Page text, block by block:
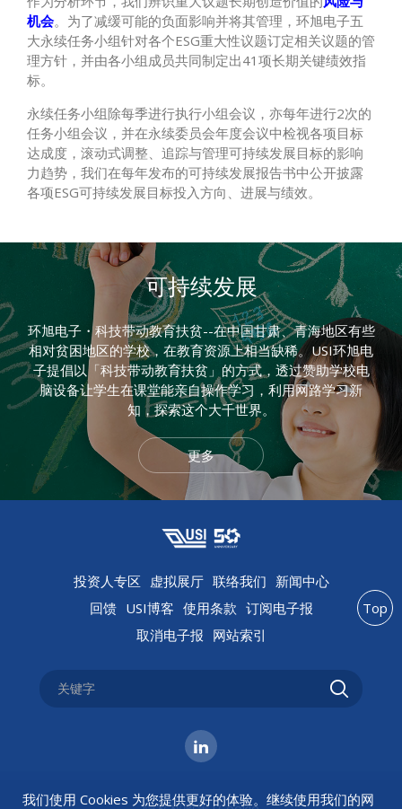
机会。为了减缓可能的负面影响并将其管理，环旭电子五
大永续任务小组针对各个ESG重大性议题订定相关议题的管
理方针，并由各小组成员共同制定出41项长期关键绩效指
标。
永续任务小组除每季进行执行小组会议，亦每年进行2次的
任务小组会议，并在永续委员会年度会议中检视各项目标
达成度，滚动式调整、追踪与管理可持续发展目标的影响
力趋势，我们在每年发布的可持续发展报告书中公开披露
各项ESG可持续发展目标投入方向、进展与绩效。
可持续发展
环旭电子・科技带动教育扶贫--在中国甘肃、青海地区有些
相对贫困地区的学校，在教育资源上相当缺稀。USI环旭电
子提倡以「科技带动教育扶贫」的方式，透过赞助学校电
脑设备让学生在课堂能亲自操作学习，利用网路学习新
知，探索这个大千世界。
更多
投资人专区 虚拟展厅 联络我们 新闻中心
回馈 USI博客 使用条款 订阅电子报
取消电子报 网站索引
Top
我们使用 Cookies 为您提供更好的体验。继续使用我们的网